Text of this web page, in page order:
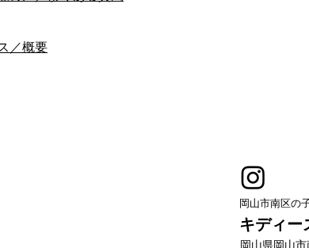
／概要
岡山県岡山
キディー
岡山市南区の